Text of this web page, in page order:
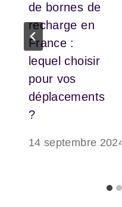
de bornes de
recharge en
France :
lequel choisir
pour vos
déplacements
?
14 septembre 2024